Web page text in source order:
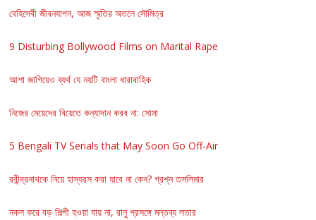
বেহিসেবী জীবনযাপন, আজ স্মৃতির অতলে সৌমিত্র
9 Disturbing Bollywood Films on Marital Rape
আশা জাগিয়েও ব্যর্থ যে নয়টি বাংলা ধারাবাহিক
নিজের মেয়েদের বিয়েতে কন্যাদান করব না: সোমা
5 Bengali TV Serials that May Soon Go Off-Air
রবীন্দ্রনাথকে নিয়ে হাস্যরস করা যাবে না কেন? প্রশ্ন তসলিমার
নকল করে বড় শিল্পী হওয়া যায় না, রানু প্রসঙ্গে মন্তব্য লতার